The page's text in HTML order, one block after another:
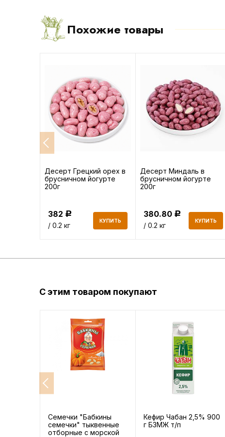
Похожие товары
Десерт Грецкий орех в
брусничном йогурте
200г
382 Р
/ 0.2 кг
КУПИТЬ
Десерт Миндаль в
брусничном йогурте
200г
380.80 Р
/ 0.2 кг
КУПИТЬ
С этим товаром покупают
Семечки "Бабкины
семечки" тыквенные
отборные с морской
Кефир Чабан 2,5% 900
г БЗМЖ т/п